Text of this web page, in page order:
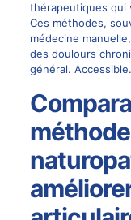
thérapeutiques qui
Ces méthodes,
médecine
des doulours
général.